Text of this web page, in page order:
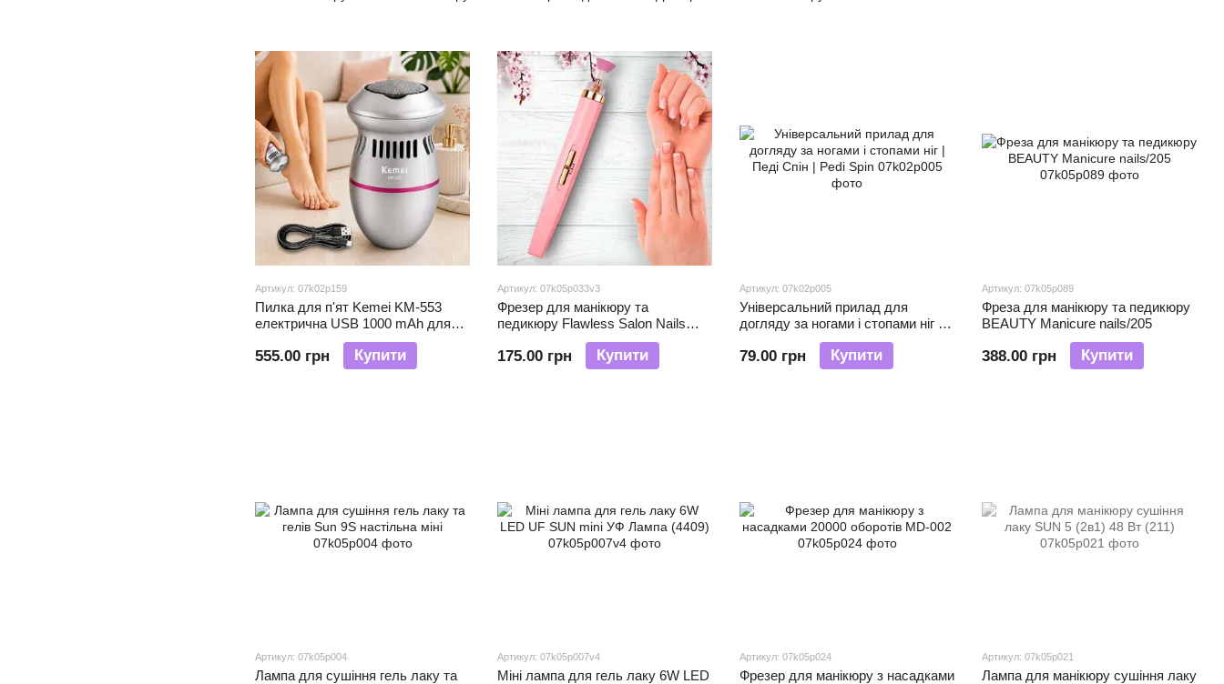
Артикул: 07k02p159
Пилка для п'ят Kemei KM-553
електрична USB 1000 mAh для
догляду за стопами та педикюру
555.00 грн Купити
Артикул: 07k05p033v3
Фрезер для манікюру та
педикюру Flawless Salon Nails
175.00 грн Купити
Артикул: 07k02p005
Універсальний прилад для
догляду за ногами і стопами ніг |
Педі Спін | Pedi Spin
79.00 грн Купити
Артикул: 07k05p089
Фреза для манікюру та педикюру
BEAUTY Manicure nails/205
388.00 грн Купити
Артикул: 07k05p004
Лампа для сушіння гель лаку та
Артикул: 07k05p007v4
Міні лампа для гель лаку 6W LED
Артикул: 07k05p024
Фрезер для манікюру з насадками
Артикул: 07k05p021
Лампа для манікюру сушіння лаку